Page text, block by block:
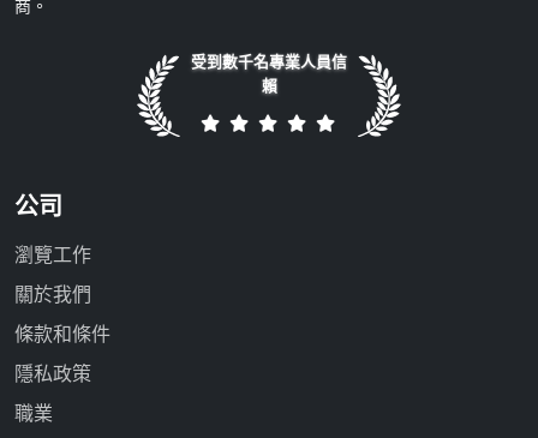
商。
受到數千名專業人員信
賴
公司
瀏覽工作
關於我們
條款和條件
隱私政策
職業